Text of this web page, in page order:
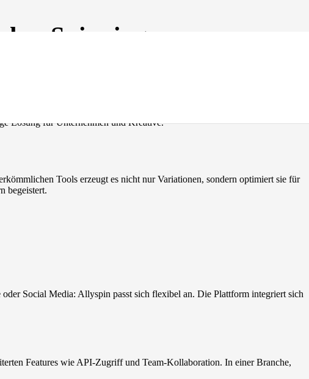
Spinning
Lösung für Unternehmen und Kreative.
Tools erzeugt es nicht nur Variationen, sondern optimiert sie für
begeistert.
Social Media: Allyspin passt sich flexibel an. Die Plattform integriert sich
Features wie API-Zugriff und Team-Kollaboration. In einer Branche,